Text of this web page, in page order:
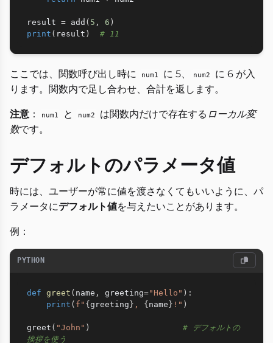
result = add ( 5 , 6 )
print ( result ) # 11
ここでは、関数呼び出し時に num1 に 5、 num2
に 6 が入
ります。関数内で足し合わせ、合計を返します。
注意 ： num1 と num2 は関数内だけで存在する ローカル変
数です。
デフォルトのパラメータ値
時には、ユーザーが常に値を渡さなくてもいいように、パ
ラメータにデフォルト値を与えたいことがあります。
例：
PYTHON
def greet ( name , greeting="Hello" ) :
print ( f" { greeting } , { name } !" )
greet ( "John" )
# デフォルトの
挨拶を使う